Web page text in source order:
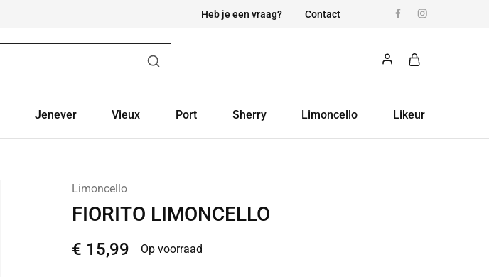
Heb je een vraag? Contact
Jenever Vieux Port Sherry Limoncello Likeur
Limoncello
FIORITO LIMONCELLO
€ 15,99 Op voorraad